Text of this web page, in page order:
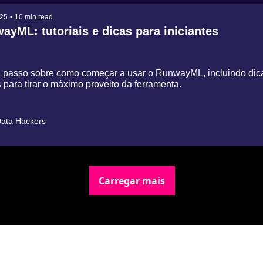
• 10 min read
tutoriais e dicas para iniciantes
passo sobre como começar a usar o RunwayML, incluindo
para tirar o máximo proveito da ferramenta.
Hackers
Carregar mais